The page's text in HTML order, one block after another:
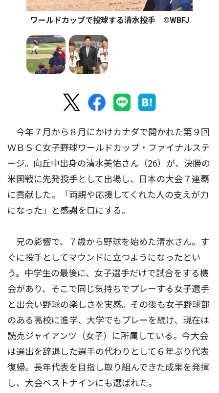
ワールドカップで投球する清水投手 ©WBFJ
今年７月から８月にかけカナダで開かれた第９回
ＷＢＳＣ女子野球ワールドカップ・ファイナルステ
ージ。向丘中出身の清水美佑さん（26）が、決勝の
米国戦に先発投手として出場し、日本の大会７連覇
に貢献した。「両親や応援してくれた人の支えが力
になった」と感謝を口にする。
兄の影響で、７歳から野球を始めた清水さん。す
ぐに投手としてマウンドに立つようになったとい
う。中学生の最後に、女子選手だけで試合をする機
会があり、そこで同じ気持ちでプレーする女子選手
と出会い野球の楽しさを実感。その後も女子野球部
のある高校に進学、大学でもプレーを続け、現在は
読売ジャイアンツ（女子）に所属している。今大会
は選出を辞退した選手の代わりとして６年ぶり代表
復帰。長年代表を目指し取り組んできた成果を発揮
し、大会ベストナインにも選ばれた。